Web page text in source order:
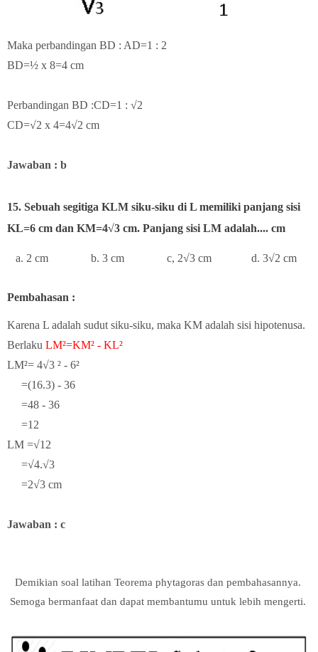
Maka perbandingan BD : AD=1 : 2
BD=½ x 8=4 cm
Perbandingan BD :CD=1 : √2
CD=√2 x 4=4√2 cm
Jawaban : b
15. Sebuah segitiga KLM siku-siku di L memiliki panjang sisi
KL=6 cm dan KM=4√3 cm. Panjang sisi LM adalah.... cm
a. 2 cm b. 3 cm c, 2√3 cm d. 3√2 cm
Pembahasan :
Karena L adalah sudut siku-siku, maka KM adalah sisi hipotenusa.
Berlaku LM²=KM² - KL²
LM²= 4√3 ² - 6²
=(16.3) - 36
=48 - 36
=12
LM =√12
=√4.√3
=2√3 cm
Jawaban : c
Demikian soal latihan Teorema phytagoras dan pembahasannya.
Semoga bermanfaat dan dapat membantumu untuk lebih mengerti.